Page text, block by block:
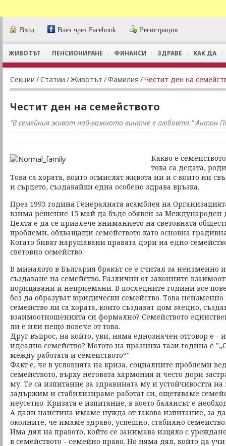
Вход Влез чрез Facebook Регистрация
ЖИВОТЪТ ПЕНСИОНИРАНЕ ФИНАНСИ ЗДРАВЕ КАК ДА
Секции /Статии /Животът /Фамилия /Честит ден на
Честит ден на семейството
"В семейния живот най-важното винтче е любовта." Антон
Какво е
това са децата,
Това са хората, които осмислят живота ни и с които ни
и сърцето, създавайки една особено здрава връзка.
През 1993 година Генералната асамблея на
взима решение 15 май да бъде обявен за Международен
Целта е да се привлече вниманието на световната
проблеми, обхващащи семейството като основна
Когато биват нарушавани правата дори на едно
световно семейство.
В миналото в България бракът се е считал за неизменно
създаване на семейство. Различни от законните
порицавани и неприемани. В последните години все
без да образуват юридически семейство. Това
семейство ли са хората, които създават дом заедно,
взаимоотношенията си формално? Семейството
ли е или нещо повече от това.
Друг въпрос, на който, уви, няма еднозначен отговор е -
идеално семейство? Мотото на празника тази година е
между работата и семейството“"
Факт е, че в условията на криза, социалните проблеми
семейството, върху неговата хармония и често дори
му. Те са изпитание за здравината му и устойчивостта на
задържим и стабилизираме работат си, ощетяваме
неусетно. Кризата е изпитание, в което балансът е
А дали наистина имаме нужда от такова изпитание, за
околните, че имаме здраво, успешно, стабилно семейство.
Има дял на правото, който се занимава изцяло с
в семейството - семейно право. Но няма дял, който да учи